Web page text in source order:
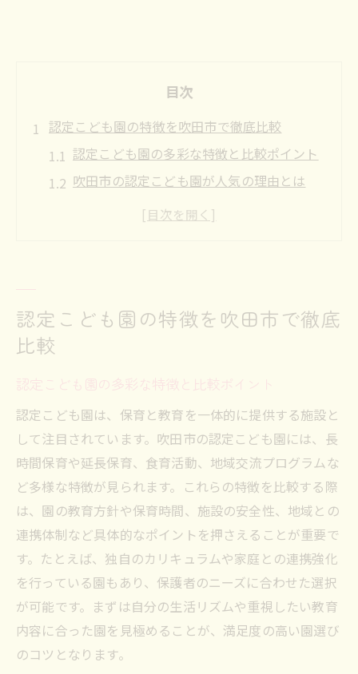
目次
認定こども園の特徴を吹田市で徹底比較
認定こども園の多彩な特徴と比較ポイント
吹田市の認定こども園が人気の理由とは
認定こども園選びで重視したい基準を解説
ト
保育内容や教育方針から見る認定こども園選び
教育方針が生む認定こども園の個性を探る
認定こども園で人気の教育プログラム紹介
幼児教育に特化した認定こども園の選び方
認定こども園の保育理念と特色の違いを解
説
子どもに合う認定こども園見極めポイント
吹田市の認定こども園空き状況を最新解説
認定こども園の空き状況を調べるポイント
最新の認定こども園空き情報をチェック
吹田市こども園の空き枠が変動する理由
認定こども園の空き状況の見方と活用法
認定こども園の特徴を吹田市で徹底
比較
認定こども園の多彩な特徴と比較ポイント
認定こども園は、保育と教育を一体的に提供する施設と
して注目されています。吹田市の認定こども園には、長
時間保育や延長保育、食育活動、地域交流プログラムな
ど多様な特徴が見られます。これらの特徴を比較する際
は、園の教育方針や保育時間、施設の安全性、地域との
連携体制など具体的なポイントを押さえることが重要で
す。たとえば、独自のカリキュラムや家庭との連携強化
を行っている園もあり、保護者のニーズに合わせた選択
が可能です。まずは自分の生活リズムや重視したい教育
内容に合った園を見極めることが、満足度の高い園選び
のコツとなります。